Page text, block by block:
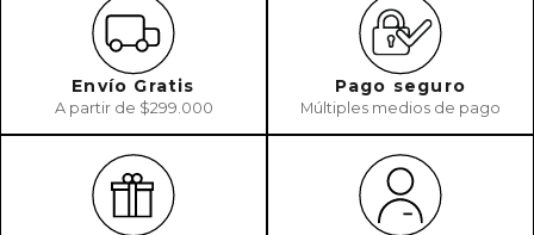
Envío Gratis
A partir de $299.000
Pago seguro
Múltiples medios de pago